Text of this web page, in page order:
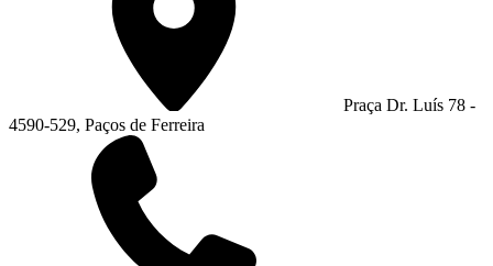
Praça Dr. Luís 78 -
4590-529, Paços de Ferreira